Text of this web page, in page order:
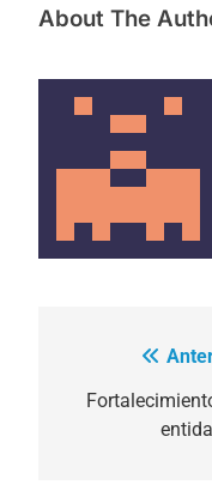
About The
de